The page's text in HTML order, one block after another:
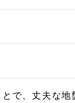
で、丈夫な地